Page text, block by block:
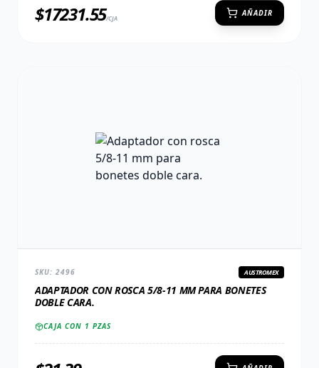
$17231.55/CJA
AÑADIR
SKU: 2496 AUSTROMEX
ADAPTADOR CON ROSCA 5/8-11 MM PARA BONETES
DOBLE CARA.
CAJA CON 1 PZAS